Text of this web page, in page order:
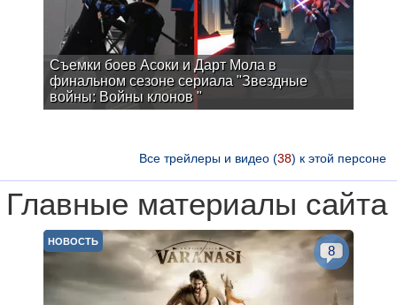
Съемки боев Асоки и Дарт Мола в
финальном сезоне сериала "Звездные
войны: Войны клонов "
Все трейлеры и видео (38) к этой персоне
Главные материалы сайта
НОВОСТЬ
8